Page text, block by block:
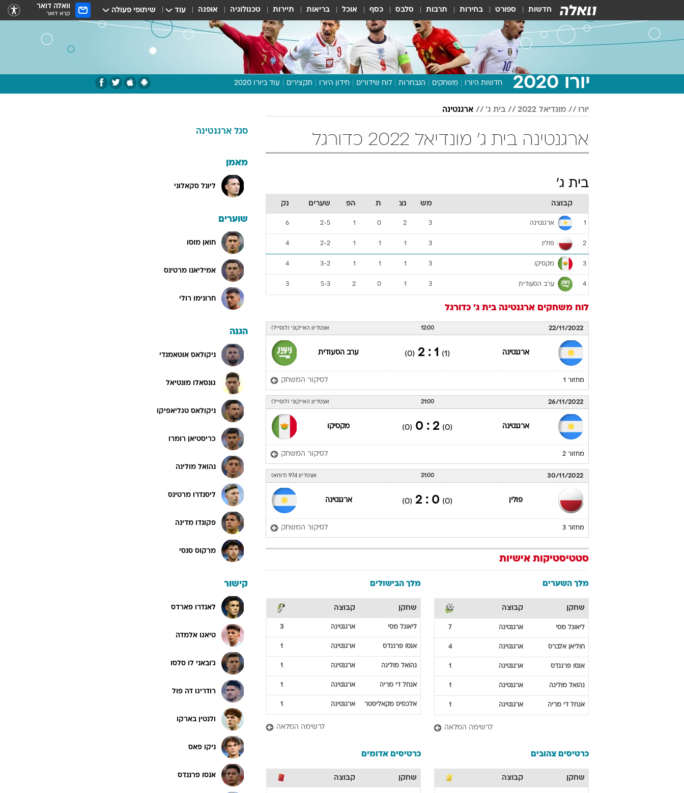
חדשות ספורט בחירות תרבות סלבס כסף אוכל בריאות תיירות טכנולוגיה אופנה עוד שיתופי פעולה וואלה דואר
קרא דואר
יורו 2020 חדשות היורו משחקים הנבחרות לוח שידורים חידון היורו תקצירים עוד ביורו 2020
תכנית היורו
דעות ופרשנויות
יורו מונדיאל 2022 בית ג' ארגנטינה
ארגנטינה בית ג' מונדיאל 2022 כדורגל
בית ג'
קבוצה מש נצ ת הפ שערים נק
1 ארגנטינה 3
2
0
1
2-5
6
2 פולין 3
1
1
1
2-2
4
3 מקסיקו 3
1
1
1
3-2
4
4 ערב הסעודית 3
1
0
2
5-3
3
לוח משחקים ארגנטינה בית ג' כדורגל
22/11/2022
12:00 אצטדיון האייקוני (לוסייל)
ארגנטינה (1)
1 : 2
(0) ערב הסעודית
מחזור 1 לסיקור המשחק
26/11/2022
21:00 אצטדיון האייקוני (לוסייל)
ארגנטינה (0)
2 : 0
(0) מקסיקו
מחזור 2 לסיקור המשחק
30/11/2022
21:00 אצטדיון 974 (דוחא)
פולין (0)
0 : 2
(0) ארגנטינה
מחזור 3 לסיקור המשחק
סטטיסטיקות אישיות
מלך השערים
שחקן קבוצה
ליאונל מסי ארגנטינה 7
חוליאן אלברס ארגנטינה 4
אנסו פרננדס ארגנטינה 1
נהואל מולינה ארגנטינה 1
אנחל די מריה ארגנטינה 1
לרשימה המלאה
מלך הבישולים
שחקן קבוצה
ליאונל מסי ארגנטינה 3
אנסו פרננדס ארגנטינה 1
נהואל מולינה ארגנטינה 1
אנחל די מריה ארגנטינה 1
אלכסיס מקאליסטר ארגנטינה 1
לרשימה המלאה
כרטיסים צהובים
שחקן קבוצה
כרטיסים אדומים
שחקן קבוצה
סגל ארגנטינה
מאמן
ליונל סקאלוני
שוערים
חואן מוסו
אמיליאנו מרטינס
חרונימו רולי
הגנה
ניקולאס אוטאמנדי
גונסאלו מונטיאל
ניקולאס טגליאפיקו
כריסטיאן רומרו
נהואל מולינה
ליסנדרו מרטינס
פקונדו מדינה
מרקוס סנסי
קישור
לאנדרו פארדס
טיאגו אלמדה
ג'ובאני לו סלסו
רודריגו דה פול
ולנטין בארקו
ניקו פאס
אנסו פרננדס